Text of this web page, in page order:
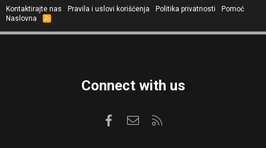
Kontaktirajte nas
Pravila i uslovi korišćenja Politika privatnosti
Pomoć
Naslovna
R
S
Connect with us
FacebookKontaktirajte nas